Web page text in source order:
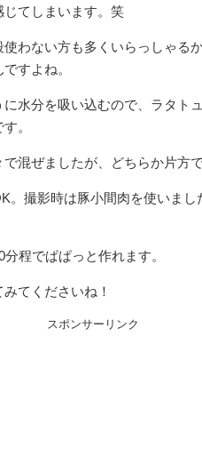
てしまいます。笑
わない方も多くいらっしゃる
すよね。
水分を吸い込むので、ラタト
。
混ぜましたが、どちらか片方
。撮影時は豚小間肉を使いま
程でぱぱっと作れます。
てくださいね！
スポンサーリンク